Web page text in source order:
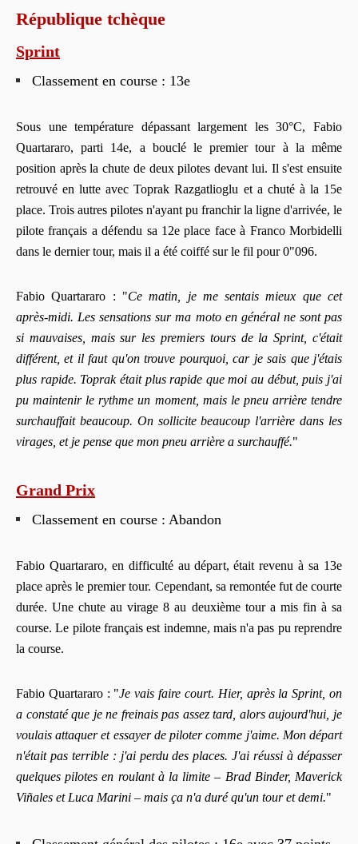
République tchèque
Sprint
Classement en course : 13e
Sous une température dépassant largement les 30°C, Fabio
Quartararo, parti 14e, a bouclé le premier tour à la même
position après la chute de deux pilotes devant lui. Il s'est ensuite
retrouvé en lutte avec Toprak Razgatlioglu et a chuté à la 15e
place. Trois autres pilotes n'ayant pu franchir la ligne d'arrivée, le
pilote français a défendu sa 12e place face à Franco Morbidelli
dans le dernier tour, mais il a été coiffé sur le fil pour 0"096.
Fabio Quartararo : "Ce matin, je me sentais mieux que cet
après-midi. Les sensations sur ma moto en général ne sont pas
si mauvaises, mais sur les premiers tours de la Sprint, c'était
différent, et il faut qu'on trouve pourquoi, car je sais que j'étais
plus rapide. Toprak était plus rapide que moi au début, puis j'ai
pu maintenir le rythme un moment, mais le pneu arrière tendre
surchauffait beaucoup. On sollicite beaucoup l'arrière dans les
virages, et je pense que mon pneu arrière a surchauffé."
Grand Prix
Classement en course : Abandon
Fabio Quartararo, en difficulté au départ, était revenu à sa 13e
place après le premier tour. Cependant, sa remontée fut de courte
durée. Une chute au virage 8 au deuxième tour a mis fin à sa
course. Le pilote français est indemne, mais n'a pas pu reprendre
la course.
Fabio Quartararo : "Je vais faire court. Hier, après la Sprint, on
a constaté que je ne freinais pas assez tard, alors aujourd'hui, je
voulais attaquer et essayer de piloter comme j'aime. Mon départ
n'était pas terrible : j'ai perdu des places. J'ai réussi à dépasser
quelques pilotes en roulant à la limite – Brad Binder, Maverick
Viñales et Luca Marini – mais ça n'a duré qu'un tour et demi."